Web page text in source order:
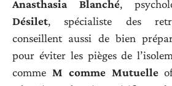
Anasthasia Blanché,
Désilet, spécialiste des
conseillent aussi de bien
pour éviter les pièges de
comme M comme Mutuelle